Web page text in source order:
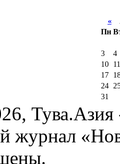
«
Пн
3
4
10
11
17
24
31
Тува.Азия
журнал